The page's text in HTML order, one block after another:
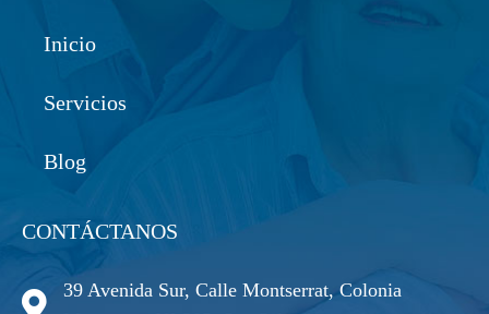
Inicio
Servicios
Blog
CONTÁCTANOS
39 Avenida Sur, Calle Montserrat, Colonia